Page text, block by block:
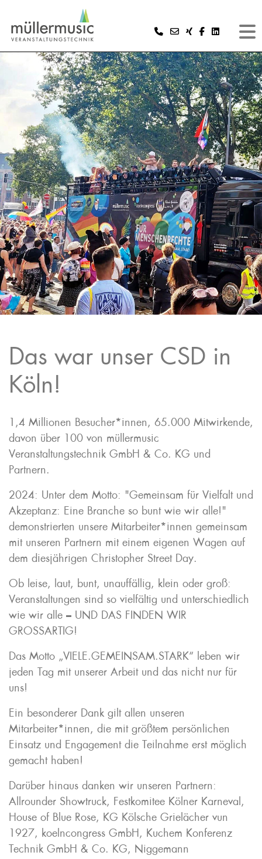
Das war unser CSD in
Köln!
1,4 Millionen Besucher*innen, 65.000 Mitwirkende,
davon über 100 von müllermusic
Veranstaltungstechnik GmbH & Co. KG und
Partnern.
2024: Unter dem Motto: "Gemeinsam für Vielfalt und
Akzeptanz: Eine Branche so bunt wie wir alle!"
demonstrierten unsere Mitarbeiter*innen gemeinsam
mit unseren Partnern mit einem eigenen Wagen auf
dem diesjährigen Christopher Street Day.
Ob leise, laut, bunt, unauffällig, klein oder groß:
Veranstaltungen sind so vielfältig und unterschiedlich
wie wir alle – UND DAS FINDEN WIR
GROSSARTIG!
Das Motto „VIELE.GEMEINSAM.STARK“ leben wir
jeden Tag mit unserer Arbeit und das nicht nur für
uns!
Ein besonderer Dank gilt allen unseren
Mitarbeiter*innen, die mit größtem persönlichen
Einsatz und Engagement die Teilnahme erst möglich
gemacht haben!
Darüber hinaus danken wir unseren Partnern:
Allrounder Showtruck, Festkomitee Kölner Karneval,
House of Blue Rose, KG Kölsche Grielächer vun
1927, koelncongress GmbH, Kuchem Konferenz
Technik GmbH & Co. KG, Niggemann